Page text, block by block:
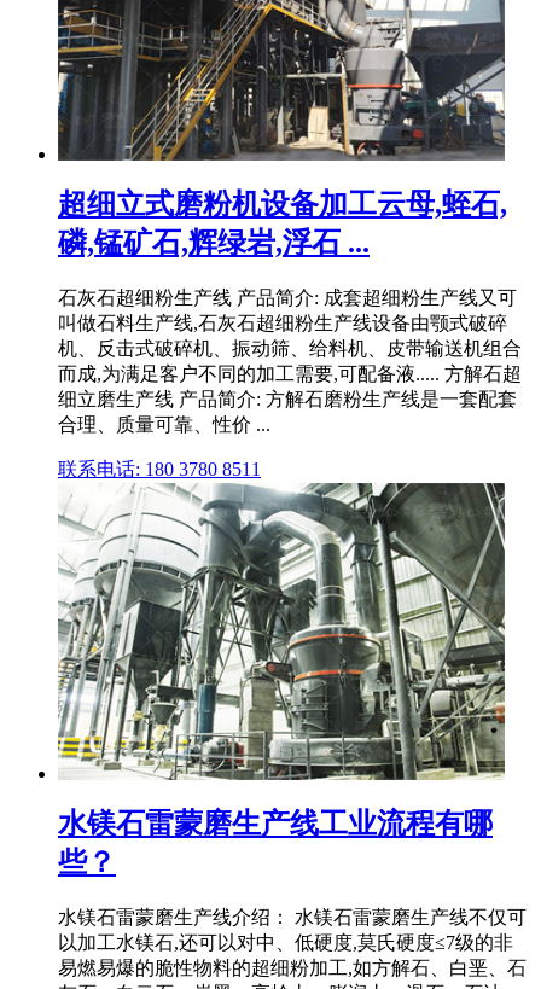
超细立式磨粉机设备加工云母,蛭石,
磷,锰矿石,辉绿岩,浮石 ...
石灰石超细粉生产线 产品简介: 成套超细粉生产线又可
叫做石料生产线,石灰石超细粉生产线设备由颚式破碎
机、反击式破碎机、振动筛、给料机、皮带输送机组合
而成,为满足客户不同的加工需要,可配备液..... 方解石超
细立磨生产线 产品简介: 方解石磨粉生产线是一套配套
合理、质量可靠、性价 ...
联系电话: 180 3780 8511
水镁石雷蒙磨生产线工业流程有哪
些？
水镁石雷蒙磨生产线介绍： 水镁石雷蒙磨生产线不仅可
以加工水镁石,还可以对中、低硬度,莫氏硬度≤7级的非
易燃易爆的脆性物料的超细粉加工,如方解石、白垩、石